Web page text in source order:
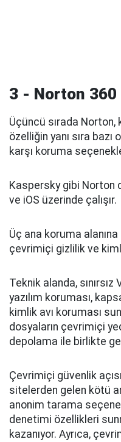
3 - Norton
Üçüncü sırada
özelliğin yanı sıra bazı
karşı koruma
Kaspersky gibi Norton
ve iOS üzerinde çalışır.
Üç ana koruma
çevrimiçi gizlilik ve
Teknik alanda,
yazılım koruması,
kimlik avı koruması
dosyaların çevrimiçi
depolama ile birlikte
Çevrimiçi güvenlik
sitelerden gelen kötü
anonim tarama
denetimi özellikleri
kazanıyor. Ayrıca,